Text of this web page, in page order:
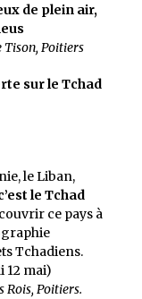
de plein air,
Tison, Poitiers
sur le Tchad
le Liban,
le Tchad
ce pays à
Tchadiens.
12 mai)
Rois, Poitiers.